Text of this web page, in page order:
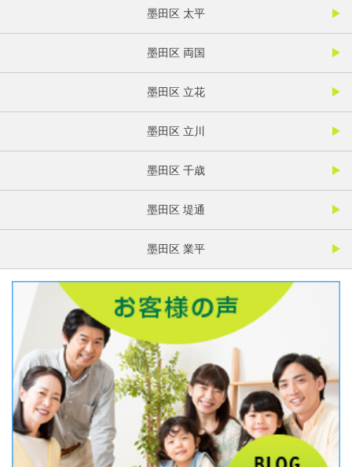
墨田区 太平
墨田区 両国
墨田区 立花
墨田区 立川
墨田区 千歳
墨田区 堤通
墨田区 業平